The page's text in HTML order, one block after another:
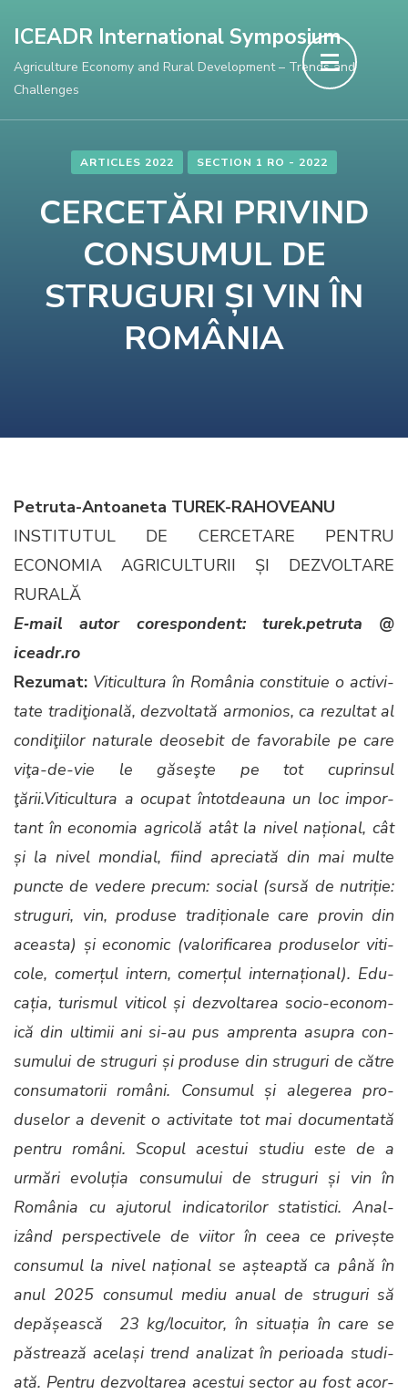
content
(Press
ICEADR International Symposium
Agriculture Economy and Rural Development – Trends and
Challenges
ARTICLES 2022 SECTION 1 RO - 2022
CERCETĂRI PRIVIND
CONSUMUL DE
STRUGURI ȘI VIN ÎN
ROMÂNIA
Petru­ta-Antoane­ta TUREK-RAHOVEANU
INSTITUTUL DE CERCETARE PENTRU
ECONOMIA AGRICULTURII ȘI DEZVOLTARE
RURALĂ
E‑mail autor core­spon­dent:
turek.petruta @
iceadr.ro
Rezu­mat: Viti­cul­tura în Româ­nia con­sti­tu­ie o activ­i­
tate tradiţion­ală, dez­voltată armo­nios, ca rezul­tat al
condiţi­ilor nat­u­rale deosebit de favor­a­bile pe care
viţa-de-vie le găseşte pe tot cuprin­sul
ţării.Viticultura a ocu­pat întot­deau­na un loc impor­
tant în econo­mia agri­colă atât la niv­el națion­al, cât
și la niv­el mon­di­al, fiind apre­ci­ată din mai multe
puncte de vedere pre­cum: social (sursă de nutriție:
struguri, vin, pro­duse tradiționale care provin din
aceas­ta) și eco­nom­ic (val­ori­fi­carea pro­duselor viti­
cole, com­erțul intern, com­erțul inter­națion­al). Edu­
cația, tur­is­mul viti­col și dez­voltarea socio-eco­nom­
ică din ultimii ani si-au pus amprenta asupra con­
sumu­lui de struguri și pro­duse din struguri de către
con­suma­torii români. Con­sumul și alegerea pro­
duselor a devenit o activ­i­tate tot mai doc­u­men­tată
pen­tru români. Scop­ul aces­tui studiu este de a
urmări evoluția con­sumu­lui de struguri și vin în
Româ­nia cu aju­torul indi­ca­to­rilor sta­tis­ti­ci. Anal­
izând per­spec­tivele de viitor în ceea ce privește
con­sumul la niv­el națion­al se așteap­tă ca până în
anul 2025 con­sumul mediu anu­al de struguri să
depășească 23 kg/locuitor, în situ­ația în care se
păstrează ace­lași trend anal­izat în perioa­da stu­di­
ată. Pen­tru dez­voltarea aces­tui sec­tor au fost acor­